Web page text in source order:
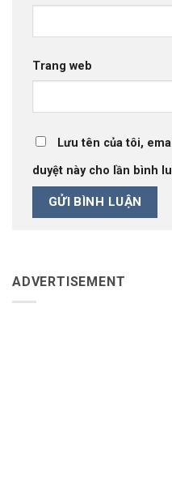
Trang web
Lưu tên của tôi,
duyệt này cho lần bình
ADVERTISEMENT